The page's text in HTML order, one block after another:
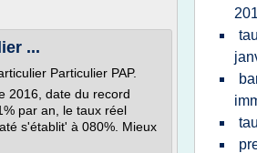
...
Particulier PAP.
2016, date du record
par an, le taux réel
s'établit' à 080%. Mieux